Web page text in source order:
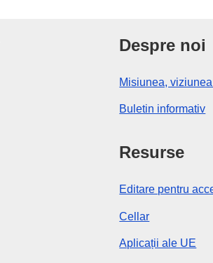
Despre noi
Misiunea,
Buletin informativ
Resurse
Editare pentru
Cellar
Aplicații ale UE